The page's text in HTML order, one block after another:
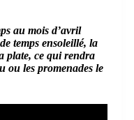
au mois d’avril
temps ensoleillé, la
plate, ce qui rendra
ou les promenades le